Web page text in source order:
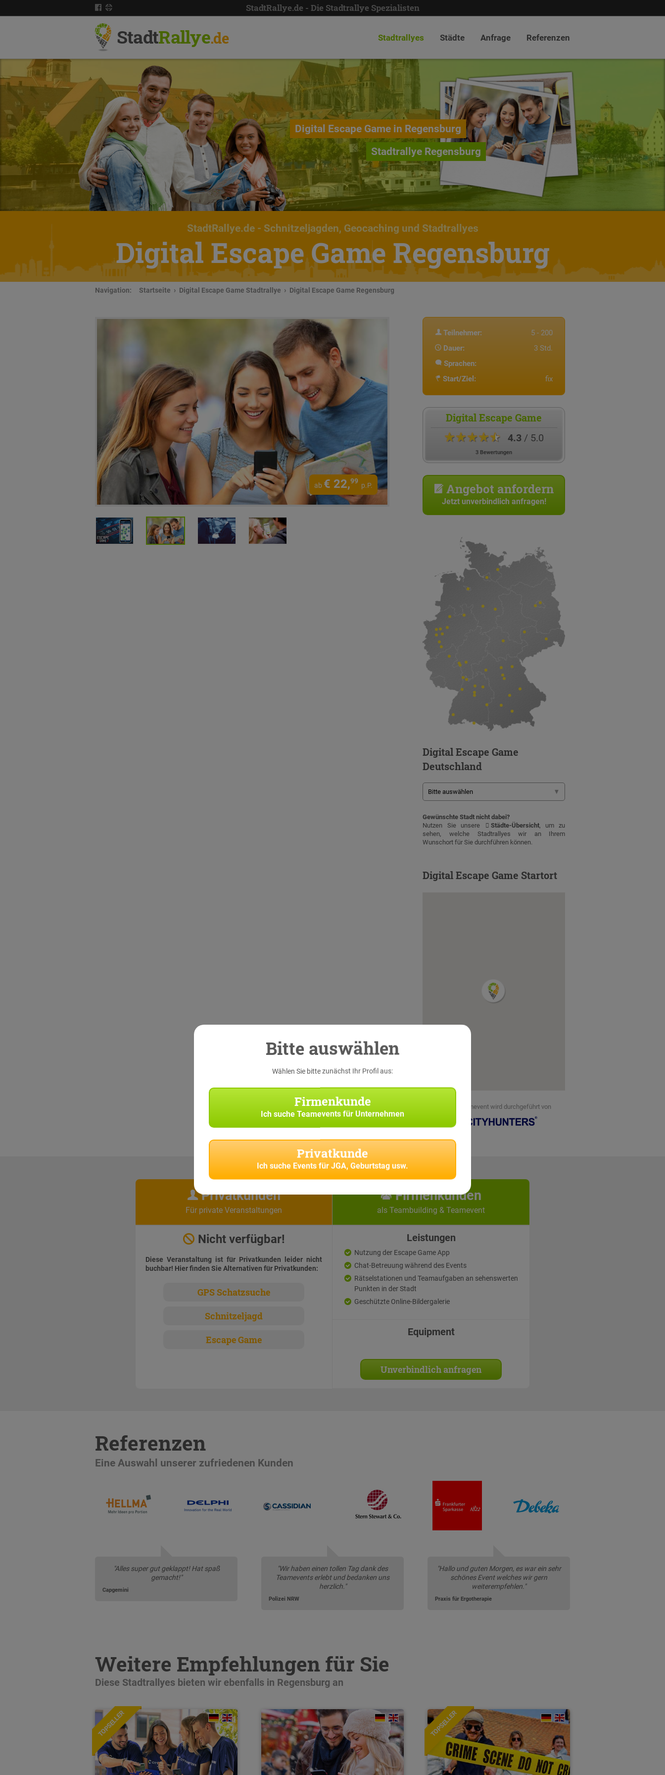
StadtRallye.de - Die Stadtrallye Spezialisten
StadtRallye.de Stadtrallyes Städte Anfrage Referenzen
Digital Escape Game in Regensburg
Stadtrallye Regensburg
StadtRallye.de- Schnitzeljagden, Geocaching und Stadtrallyes
Digital Escape Game Regensburg
Navigation: Startseite Digital Escape Game Stadtrallye Digital Escape Game Regensburg
ab € 22,99
p.P.
Teilnehmer:
5 - 200
Dauer:
3 Std.
Sprachen:
Start/Ziel:
fix
Digital Escape Game
★★★★★ 4.3/ 5.0
3 Bewertungen
Angebot anfordern
Jetzt unverbindlich anfragen!
Digital Escape Game
Deutschland
Gewünschte Stadt nicht dabei?
Nutzen Sie unsere
Städte-Übersicht, um zu
sehen, welche Stadtrallyes wir an Ihrem
Wunschort für Sie durchführen können.
Digital Escape Game Startort
Dieses Teamevent wird durchgeführt von
Privatkunden
Für private Veranstaltungen
Firmenkunden
als Teambuilding & Teamevent
Nicht verfügbar!
Diese Veranstaltung ist für Privatkunden leider nicht
buchbar! Hier finden Sie Alternativen für Privatkunden:
GPS Schatzsuche
Schnitzeljagd
Escape Game
Leistungen
Nutzung der Escape Game App
Chat-Betreuung während des Events
Rätselstationen und Teamaufgaben an sehenswerten
Punkten in der Stadt
Geschützte Online-Bildergalerie
Equipment
Unverbindlich anfragen
Referenzen
Eine Auswahl unserer zufriedenen Kunden
"Alles super gut geklappt! Hat spaß
gemacht!"
Capgemini
"Wir haben einen tollen Tag dank des
Teamevents erlebt und bedanken uns
herzlich."
Polizei NRW
"Hallo und guten Morgen, es war ein sehr
schönes Event welches wir gern
weiterempfehlen."
Praxis für Ergotherapie
Weitere Empfehlungen für Sie
Diese Stadtrallyes bieten wir ebenfalls in Regensburg an
TOPSELLER TOPSELLER
Bitte auswählen
Wählen Sie bitte zunächst Ihr Profil aus:
Firmenkunde
Ich suche Teamevents für Unternehmen
Privatkunde
Ich suche Events für JGA, Geburtstag usw.